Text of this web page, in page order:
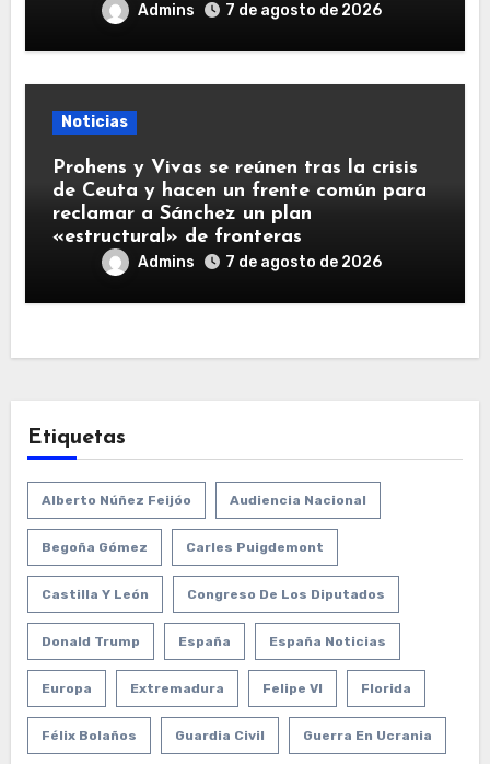
Admins 7 de agosto de 2026
Noticias
Prohens y Vivas se reúnen tras la crisis
de Ceuta y hacen un frente común para
reclamar a Sánchez un plan
«estructural» de fronteras
Admins 7 de agosto de 2026
Etiquetas
Alberto Núñez Feijóo Audiencia Nacional
Begoña Gómez Carles Puigdemont
Castilla Y León Congreso De Los Diputados
Donald Trump España España Noticias
Europa Extremadura Felipe VI Florida
Félix Bolaños Guardia Civil Guerra En Ucrania